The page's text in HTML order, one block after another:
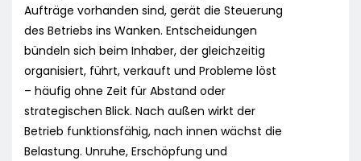
Aufträge vorhanden sind, gerät die Steuerung
des Betriebs ins Wanken. Entscheidungen
bündeln sich beim Inhaber, der gleichzeitig
organisiert, führt, verkauft und Probleme löst
– häufig ohne Zeit für Abstand oder
strategischen Blick. Nach außen wirkt der
Betrieb funktionsfähig, nach innen wächst die
Belastung. Unruhe, Erschöpfung und